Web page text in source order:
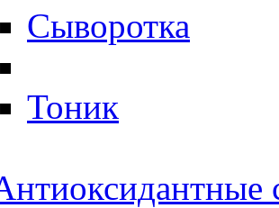
Сыворотка
Тоник